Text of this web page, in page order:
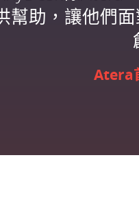
幫助，讓他們
Atera